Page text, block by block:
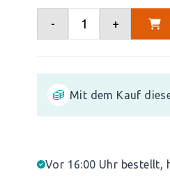
- +
Mit dem Kauf
Vor 16:00 Uhr bestellt,